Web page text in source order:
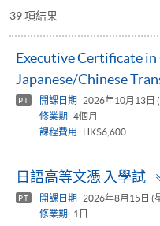
39 項結果
Executive Certificate in
Japanese/Chinese
PT 開課日期
2026年10月13日
修業期
4個月
課程費用
HK$6,600
日語高等文憑 入學試
PT 開課日期
2026年8月15日 (
修業期
1日